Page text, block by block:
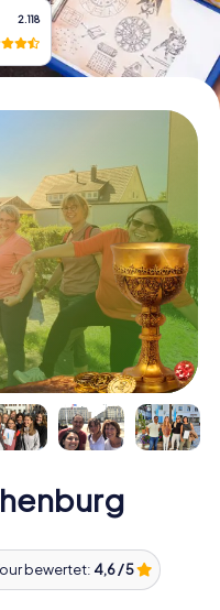
2.118
bewertet: 4,6 / 5